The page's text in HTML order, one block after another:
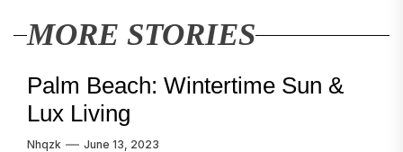
MORE STORIES
Palm Beach: Wintertime Sun &
Lux Living
Nhqzk June 13, 2023